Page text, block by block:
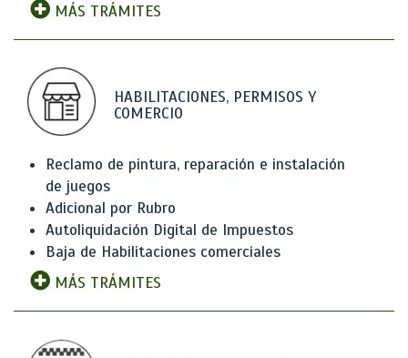
MÁS TRÁMITES
HABILITACIONES, PERMISOS Y
COMERCIO
Reclamo de pintura, reparación e instalación
de juegos
Adicional por Rubro
Autoliquidación Digital de Impuestos
Baja de Habilitaciones comerciales
MÁS TRÁMITES